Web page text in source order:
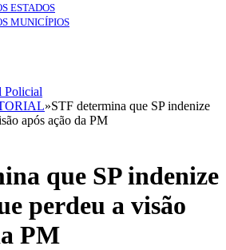
ESTADOS
MUNICÍPIOS
»STF determina que SP indenize
após ação da PM
que SP indenize
perdeu a visão
PM